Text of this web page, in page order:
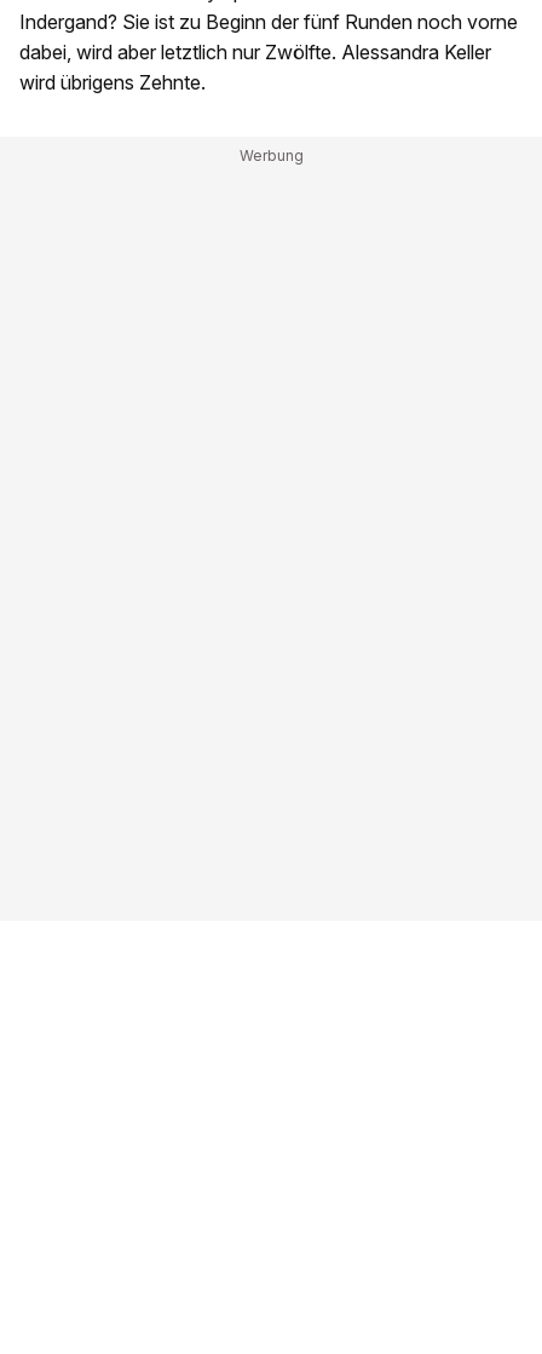
Indergand? Sie ist zu Beginn der fünf Runden noch vorne
dabei, wird aber letztlich nur Zwölfte. Alessandra Keller
wird übrigens Zehnte.